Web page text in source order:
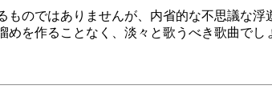
ものではありませんが、内省的な不思議な
を作ることなく、淡々と歌うべき歌曲でし